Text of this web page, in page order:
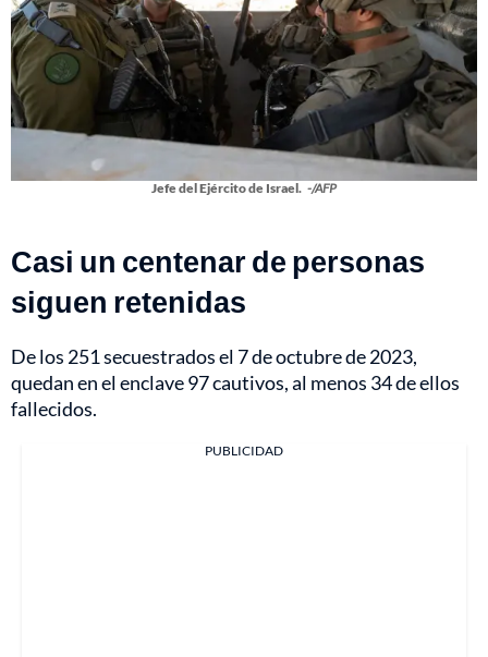
Jefe del Ejército de Israel. -/AFP
Casi un centenar de personas
siguen retenidas
De los 251 secuestrados el 7 de octubre de 2023,
quedan en el enclave 97 cautivos, al menos 34 de ellos
fallecidos.
PUBLICIDAD